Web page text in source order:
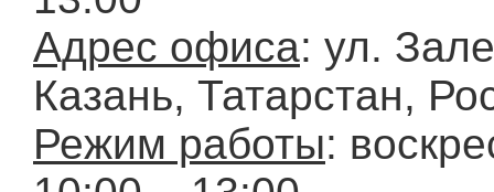
Адрес офиса: ул.
Казань, Татарстан,
Режим работы: